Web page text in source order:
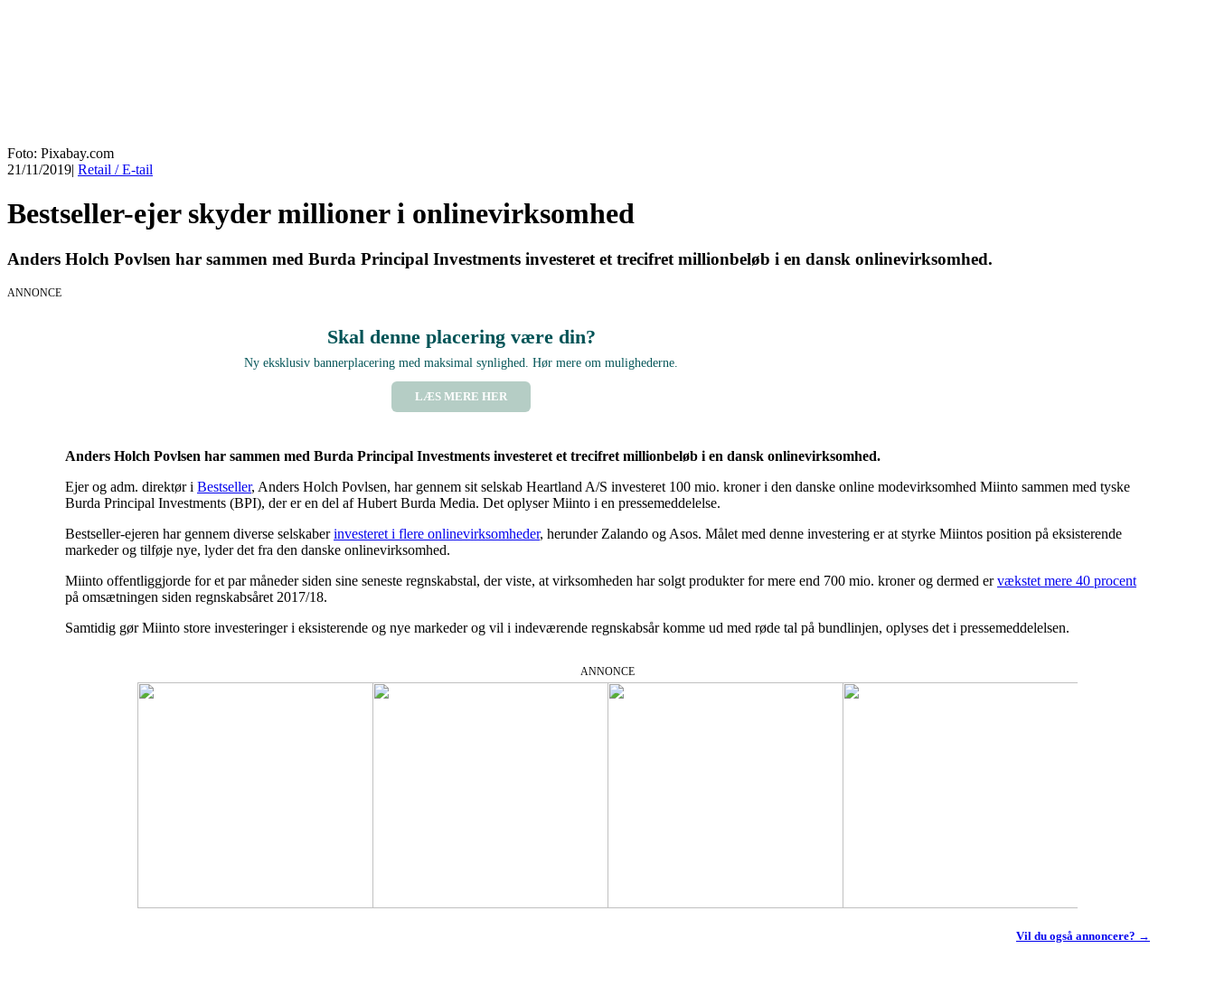
Foto: Pixabay.com
21/11/2019| Retail / E-tail
Bestseller-ejer skyder millioner i onlinevirksomhed
Anders Holch Povlsen har sammen med Burda Principal Investments investeret et trecifret millionbeløb i en dansk onlinevirksomhed.
ANNONCE
Skal denne placering være din?
Ny eksklusiv bannerplacering med maksimal synlighed. Hør mere om mulighederne.
LÆS MERE HER
Anders Holch Povlsen har sammen med Burda Principal Investments investeret et trecifret millionbeløb i en dansk onlinevirksomhed.
Ejer og adm. direktør i Bestseller, Anders Holch Povlsen, har gennem sit selskab Heartland A/S investeret 100 mio. kroner i den danske online modevirksomhed Miinto sammen med tyske
Burda Principal Investments (BPI), der er en del af Hubert Burda Media. Det oplyser Miinto i en pressemeddelelse.
Bestseller-ejeren har gennem diverse selskaberinvesteret i flere onlinevirksomheder, herunder Zalando og Asos. Målet med denne investering er at styrke Miintos position på eksisterende
markeder og tilføje nye, lyder det fra den danske onlinevirksomhed.
Miinto offentliggjorde for et par måneder siden sine seneste regnskabstal, der viste, at virksomheden har solgt produkter for mere end 700 mio. kroner og dermed ervækstet mere 40 procent
på omsætningen siden regnskabsåret 2017/18.
Samtidig gør Miinto store investeringer i eksisterende og nye markeder og vil i indeværende regnskabsår komme ud med røde tal på bundlinjen, oplyses det i pressemeddelelsen.
ANNONCE
Vil du også annoncere? →